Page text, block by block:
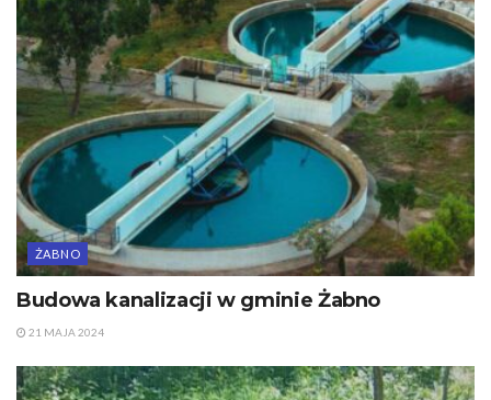
ŻABNO
Budowa kanalizacji w gminie Żabno
21 MAJA 2024